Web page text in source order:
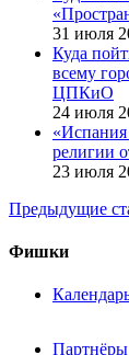
31 июля
Куда
всему
ЦПКиО
24 июля
«Испания
религии
23 июля
Предыдущие
Фишки
Партнёры